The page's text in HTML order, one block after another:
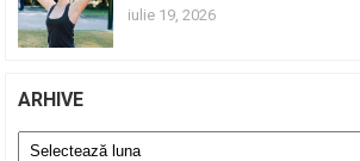
iulie 19, 2026
ARHIVE
Arhive